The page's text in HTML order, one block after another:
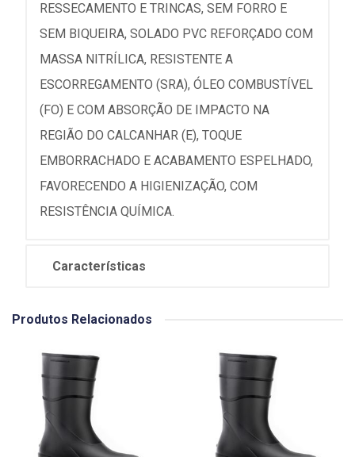
RESSECAMENTO E TRINCAS, SEM FORRO E
SEM BIQUEIRA, SOLADO PVC REFORÇADO COM
MASSA NITRÍLICA, RESISTENTE A
ESCORREGAMENTO (SRA), ÓLEO COMBUSTÍVEL
(FO) E COM ABSORÇÃO DE IMPACTO NA
REGIÃO DO CALCANHAR (E), TOQUE
EMBORRACHADO E ACABAMENTO ESPELHADO,
FAVORECENDO A HIGIENIZAÇÃO, COM
RESISTÊNCIA QUÍMICA.
Características
Produtos Relacionados